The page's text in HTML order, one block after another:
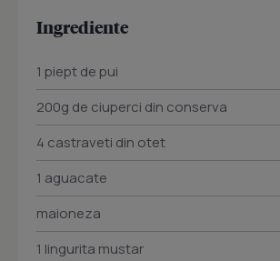
Ingrediente
1 piept de pui
200g de ciuperci din conserva
4 castraveti din otet
1 aguacate
maioneza
1 lingurita mustar